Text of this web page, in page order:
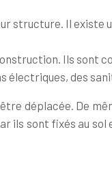
structure. Il existe
Ils sont
électriques, des
déplacée. De
ils sont fixés au sol